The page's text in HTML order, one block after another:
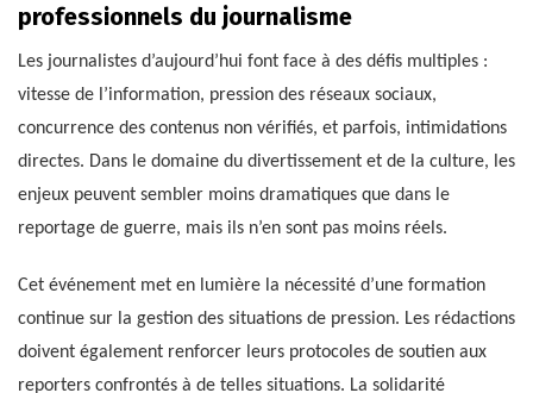
professionnels du journalisme
Les journalistes d’aujourd’hui font face à des défis multiples :
vitesse de l’information, pression des réseaux sociaux,
concurrence des contenus non vérifiés, et parfois, intimidations
directes. Dans le domaine du divertissement et de la culture, les
enjeux peuvent sembler moins dramatiques que dans le
reportage de guerre, mais ils n’en sont pas moins réels.
Cet événement met en lumière la nécessité d’une formation
continue sur la gestion des situations de pression. Les rédactions
doivent également renforcer leurs protocoles de soutien aux
reporters confrontés à de telles situations. La solidarité